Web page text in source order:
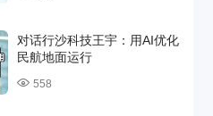
对话行沙科技王宇：用AI优化
民航地面运行
558